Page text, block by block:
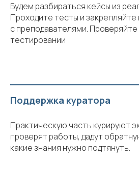
Будем разбираться кейсы из
Проходите тесты и
с преподавателями.
тестировании
Поддержка куратора
Практическую часть курируют
проверят работы, дадут
какие знания нужно подтянуть.